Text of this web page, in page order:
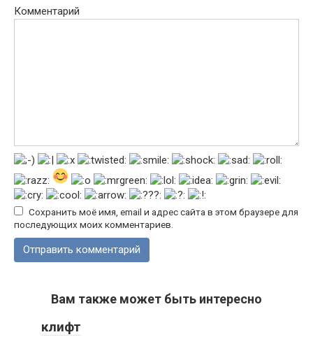
Комментарий
Сохранить моё имя, email и адрес сайта в этом браузере для
последующих моих комментариев.
Вам также может быть интересно
клифт